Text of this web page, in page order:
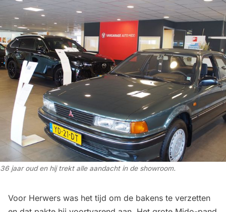
36 jaar oud en hij trekt alle aandacht in de showroom.
Voor Herwers was het tijd om de bakens te verzetten